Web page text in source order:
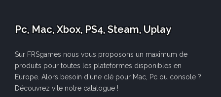
Pc, Mac, Xbox, PS4, Steam, Uplay
Sur FRSgames nous vous proposons un maximum de
produits pour toutes les plateformes disponibles en
Europe. Alors besoin d'une clé pour Mac, Pc ou console ?
Découvrez vite notre catalogue !